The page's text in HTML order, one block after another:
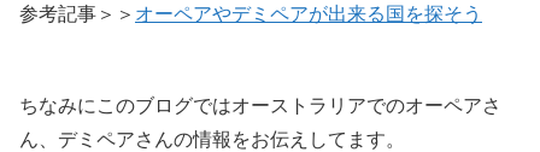
参考記事＞＞ オーペアやデミペアが出来る国を探そう
ちなみにこのブログではオーストラリアでのオーペアさ
ん、デミペアさんの情報をお伝えしてます。